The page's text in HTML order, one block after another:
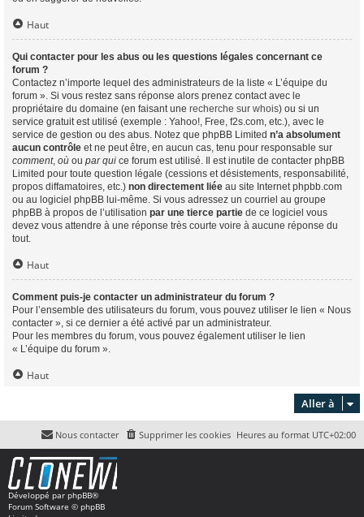
Haut
Qui contacter pour les abus ou les questions légales concernant ce
forum ?
Contactez n’importe lequel des administrateurs de la liste « L’équipe du
forum ». Si vous restez sans réponse alors prenez contact avec le
propriétaire du domaine (en faisant une recherche sur whois) ou si un
service gratuit est utilisé (exemple : Yahoo!, Free, f2s.com, etc.), avec le
service de gestion ou des abus. Notez que phpBB Limited n’a absolument
aucun contrôle et ne peut être, en aucun cas, tenu pour responsable sur
comment, où ou par qui ce forum est utilisé. Il est inutile de contacter phpBB
Limited pour toute question légale (cessions et désistements, responsabilité,
propos diffamatoires, etc.) non directement liée au site Internet phpbb.com
ou au logiciel phpBB lui-même. Si vous adressez un courriel au groupe
phpBB à propos de l’utilisation par une tierce partie de ce logiciel vous
devez vous attendre à une réponse très courte voire à aucune réponse du
tout.
Haut
Comment puis-je contacter un administrateur du forum ?
Pour l’ensemble des utilisateurs du forum, vous pouvez utiliser le lien « Nous
contacter », si ce dernier a été activé par un administrateur.
Pour les membres du forum, vous pouvez également utiliser le lien
« L’équipe du forum ».
Haut
Aller à
Heures au format UTC+02:00
Supprimer les cookies
Nous contacter
Développé par phpBB®
Forum Software © phpBB